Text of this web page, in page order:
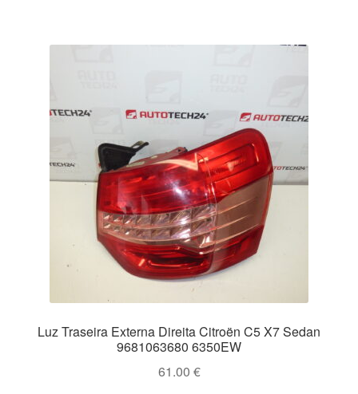
Luz Traseira Externa Direita Citroën C5 X7 Sedan
9681063680 6350EW
61.00 €